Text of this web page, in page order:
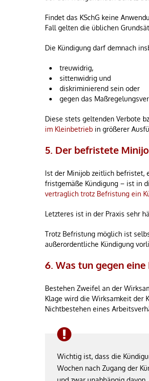
Findet das KSchG keine
Fall gelten die üblichen
Die Kündigung darf demnach
treuwidrig,
sittenwidrig und
diskriminierend sein oder
gegen das
Diese stets geltenden Verbote
im Kleinbetrieb in größerer
5. Der befristete
Ist der Minijob zeitlich befristet,
fristgemäße Kündigung – ist in
vertraglich trotz Befristung ein
Letzteres ist in der Praxis sehr
Trotz Befristung möglich ist
außerordentliche Kündigung
6. Was tun gegen eine
Bestehen Zweifel an der
Klage wird die Wirksamkeit der
Nichtbestehen eines
Wichtig ist, dass die
Wochen nach Zugang der